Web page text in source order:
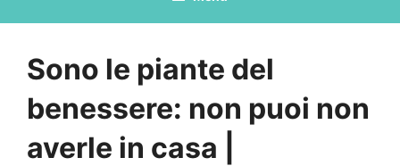
Sono le piante del
benessere: non puoi non
averle in casa |